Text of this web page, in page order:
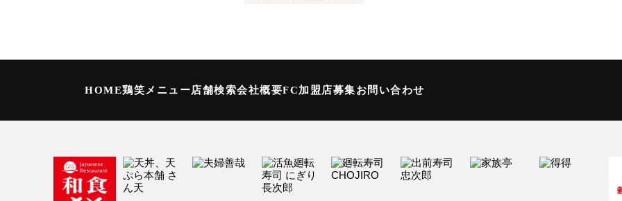
HOME鶏笑メニュー店舗検索会社概要FC加盟店募集お問い合わせ